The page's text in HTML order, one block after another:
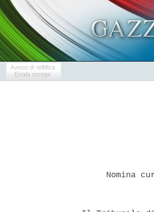
Avviso di rettifica
Errata corrige
Nomina